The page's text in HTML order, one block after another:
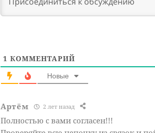
1 КОММЕНТАРИЙ
Новые
Артём 2 лет назад
Полностью с вами согласен!!!